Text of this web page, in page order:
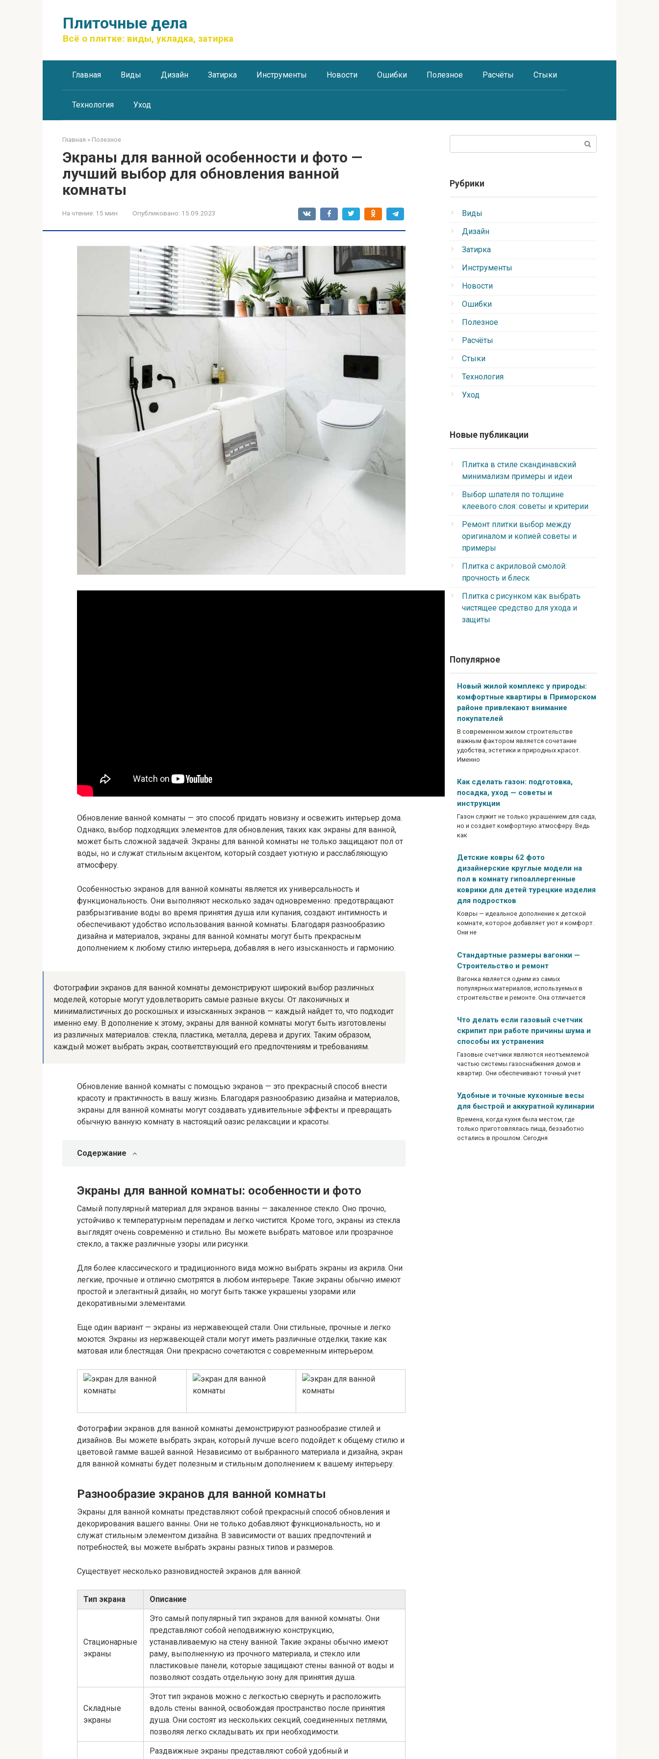
Плиточные дела
Всё о плитке: виды, укладка, затирка
Главная Виды Дизайн Затирка Инструменты Новости Ошибки Полезное Расчёты Стыки
Технология Уход
Главная » Полезное
Экраны для ванной особенности и фото —
лучший выбор для обновления ванной
комнаты
На чтение: 15 мин Опубликовано: 15.09.2023
Обновление ванной комнаты — это способ придать новизну и освежить интерьер дома.
Однако, выбор подходящих элементов для обновления, таких как экраны для ванной,
может быть сложной задачей. Экраны для ванной комнаты не только защищают пол от
воды, но и служат стильным акцентом, который создает уютную и расслабляющую
атмосферу.
Особенностью экранов для ванной комнаты является их универсальность и
функциональность. Они выполняют несколько задач одновременно: предотвращают
разбрызгивание воды во время принятия душа или купания, создают интимность и
обеспечивают удобство использования ванной комнаты. Благодаря разнообразию
дизайна и материалов, экраны для ванной комнаты могут быть прекрасным
дополнением к любому стилю интерьера, добавляя в него изысканность и гармонию.
Фотографии экранов для ванной комнаты демонстрируют широкий выбор различных
моделей, которые могут удовлетворить самые разные вкусы. От лаконичных и
минималистичных до роскошных и изысканных экранов — каждый найдет то, что подходит
именно ему. В дополнение к этому, экраны для ванной комнаты могут быть изготовлены
из различных материалов: стекла, пластика, металла, дерева и других. Таким образом,
каждый может выбрать экран, соответствующий его предпочтениям и требованиям.
Обновление ванной комнаты с помощью экранов — это прекрасный способ внести
красоту и практичность в вашу жизнь. Благодаря разнообразию дизайна и материалов,
экраны для ванной комнаты могут создавать удивительные эффекты и превращать
обычную ванную комнату в настоящий оазис релаксации и красоты.
Содержание
Экраны для ванной комнаты: особенности и фото
Самый популярный материал для экранов ванны — закаленное стекло. Оно прочно,
устойчиво к температурным перепадам и легко чистится. Кроме того, экраны из стекла
выглядят очень современно и стильно. Вы можете выбрать матовое или прозрачное
стекло, а также различные узоры или рисунки.
Для более классического и традиционного вида можно выбрать экраны из акрила. Они
легкие, прочные и отлично смотрятся в любом интерьере. Такие экраны обычно имеют
простой и элегантный дизайн, но могут быть также украшены узорами или
декоративными элементами.
Еще один вариант — экраны из нержавеющей стали. Они стильные, прочные и легко
моются. Экраны из нержавеющей стали могут иметь различные отделки, такие как
матовая или блестящая. Они прекрасно сочетаются с современным интерьером.
Фотографии экранов для ванной комнаты демонстрируют разнообразие стилей и
дизайнов. Вы можете выбрать экран, который лучше всего подойдет к общему стилю и
цветовой гамме вашей ванной. Независимо от выбранного материала и дизайна, экран
для ванной комнаты будет полезным и стильным дополнением к вашему интерьеру.
Разнообразие экранов для ванной комнаты
Экраны для ванной комнаты представляют собой прекрасный способ обновления и
декорирования вашего ванны. Они не только добавляют функциональность, но и
служат стильным элементом дизайна. В зависимости от ваших предпочтений и
потребностей, вы можете выбрать экраны разных типов и размеров.
Существует несколько разновидностей экранов для ванной:
Тип экрана Описание
Стационарные
экраны
Это самый популярный тип экранов для ванной комнаты. Они
представляют собой неподвижную конструкцию,
устанавливаемую на стену ванной. Такие экраны обычно имеют
раму, выполненную из прочного материала, и стекло или
пластиковые панели, которые защищают стены ванной от воды и
позволяют создать отдельную зону для принятия душа.
Складные
экраны
Этот тип экранов можно с легкостью свернуть и расположить
вдоль стены ванной, освобождая пространство после принятия
душа. Они состоят из нескольких секций, соединенных петлями,
позволяя легко складывать их при необходимости.
Раздвижные экраны представляют собой удобный и
Рубрики
Виды
Дизайн
Затирка
Инструменты
Новости
Ошибки
Полезное
Расчёты
Стыки
Технология
Уход
Новые публикации
Плитка в стиле скандинавский
минимализм примеры и идеи
Выбор шпателя по толщине
клеевого слоя: советы и критерии
Ремонт плитки выбор между
оригиналом и копией советы и
примеры
Плитка с акриловой смолой:
прочность и блеск
Плитка с рисунком как выбрать
чистящее средство для ухода и
защиты
Популярное
Новый жилой комплекс у природы:
комфортные квартиры в Приморском
районе привлекают внимание
покупателей
В современном жилом строительстве
важным фактором является сочетание
удобства, эстетики и природных красот.
Именно
Как сделать газон: подготовка,
посадка, уход — советы и
инструкции
Газон служит не только украшением для сада,
но и создает комфортную атмосферу. Ведь
как
Детские ковры 62 фото
дизайнерские круглые модели на
пол в комнату гипоаллергенные
коврики для детей турецкие изделия
для подростков
Ковры — идеальное дополнение к детской
комнате, которое добавляет уют и комфорт.
Они не
Стандартные размеры вагонки —
Строительство и ремонт
Вагонка является одним из самых
популярных материалов, используемых в
строительстве и ремонте. Она отличается
Что делать если газовый счетчик
скрипит при работе причины шума и
способы их устранения
Газовые счетчики являются неотъемлемой
частью системы газоснабжения домов и
квартир. Они обеспечивают точный учет
Удобные и точные кухонные весы
для быстрой и аккуратной кулинарии
Времена, когда кухня была местом, где
только приготовлялась пища, беззаботно
остались в прошлом. Сегодня